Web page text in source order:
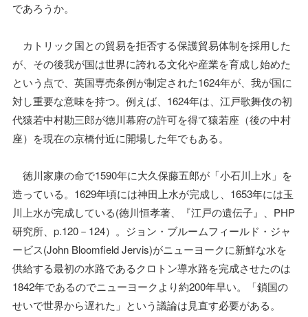
であろうか。
カトリック国との貿易を拒否する保護貿易体制を採用した
が、その後我が国は世界に誇れる文化や産業を育成し始めた
という点で、英国専売条例が制定された1624年が、我が国に
対し重要な意味を持つ。例えば、1624年は、江戸歌舞伎の初
代猿若中村勘三郎が徳川幕府の許可を得て猿若座（後の中村
座）を現在の京橋付近に開場した年でもある。
徳川家康の命で1590年に大久保藤五郎が「小石川上水」を
造っている。1629年頃には神田上水が完成し、1653年には玉
川上水が完成している(徳川恒孝著、『江戸の遺伝子』、PHP
研究所、p.120－124）。ジョン・ブルームフィールド・ジャ
ービス(John Bloomfield Jervis)がニューヨークに新鮮な水を
供給する最初の水路であるクロトン導水路を完成させたのは
1842年であるのでニューヨークより約200年早い。「鎖国の
せいで世界から遅れた」という議論は見直す必要がある。